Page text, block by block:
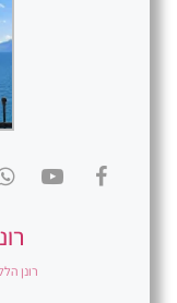
רונן